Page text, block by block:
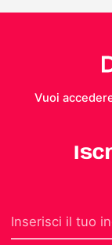
Vuoi